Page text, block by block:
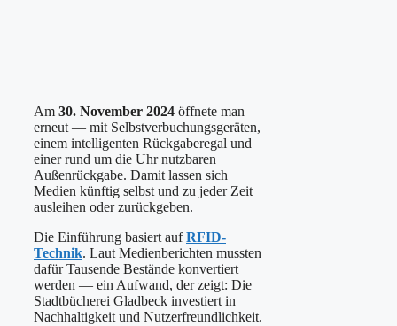
Am 30. November 2024 öffnete man
erneut — mit Selbstverbuchungsgeräten,
einem intelligenten Rückgaberegal und
einer rund um die Uhr nutzbaren
Außenrückgabe. Damit lassen sich
Medien künftig selbst und zu jeder Zeit
ausleihen oder zurückgeben.
Die Einführung basiert aufRFID-
Technik. Laut Medienberichten mussten
dafür Tausende Bestände konvertiert
werden — ein Aufwand, der zeigt: Die
Stadtbücherei Gladbeck investiert in
Nachhaltigkeit und Nutzerfreundlichkeit.